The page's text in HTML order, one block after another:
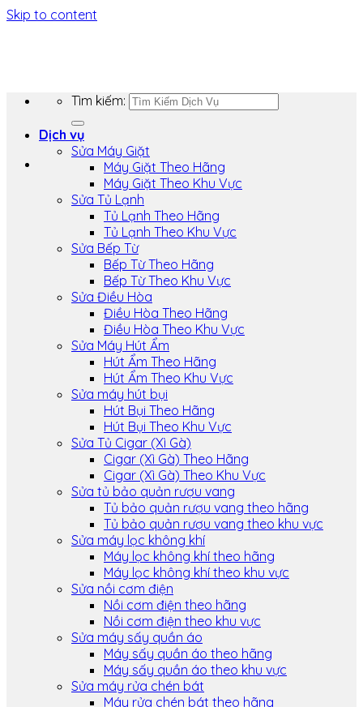
Skip to content
Tìm kiếm:
Dịch vụ
Sửa Máy Giặt
Máy Giặt Theo Hãng
Máy Giặt Theo Khu Vực
Sửa Tủ Lạnh
Tủ Lạnh Theo Hãng
Tủ Lạnh Theo Khu Vực
Sửa Bếp Từ
Bếp Từ Theo Hãng
Bếp Từ Theo Khu Vực
Sửa Điều Hòa
Điều Hòa Theo Hãng
Điều Hòa Theo Khu Vực
Sửa Máy Hút Ẩm
Hút Ẩm Theo Hãng
Hút Ẩm Theo Khu Vực
Sửa máy hút bụi
Hút Bụi Theo Hãng
Hút Bụi Theo Khu Vực
Sửa Tủ Cigar (Xì Gà)
Cigar (Xì Gà) Theo Hãng
Cigar (Xì Gà) Theo Khu Vực
Sửa tủ bảo quản rượu vang
Tủ bảo quản rượu vang theo hãng
Tủ bảo quản rượu vang theo khu vực
Sửa máy lọc không khí
Máy lọc không khí theo hãng
Máy lọc không khí theo khu vực
Sửa nồi cơm điện
Nồi cơm điện theo hãng
Nồi cơm điện theo khu vực
Sửa máy sấy quần áo
Máy sấy quần áo theo hãng
Máy sấy quần áo theo khu vực
Sửa máy rửa chén bát
Máy rửa chén bát theo hãng